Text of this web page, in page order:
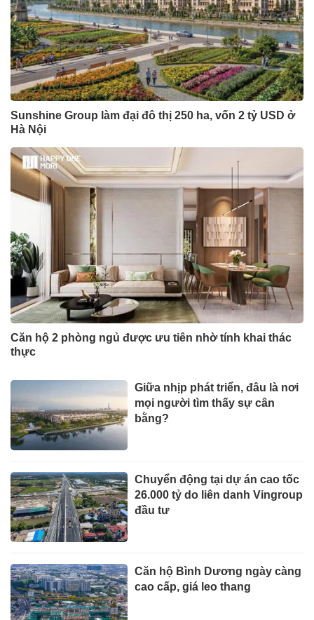
Sunshine Group làm đại đô thị 250 ha, vốn 2 tỷ USD ở
Hà Nội
Căn hộ 2 phòng ngủ được ưu tiên nhờ tính khai thác
thực
Giữa nhịp phát triển, đâu là nơi
mọi người tìm thấy sự cân
bằng?
Chuyển động tại dự án cao tốc
26.000 tỷ do liên danh Vingroup
đầu tư
Căn hộ Bình Dương ngày càng
cao cấp, giá leo thang